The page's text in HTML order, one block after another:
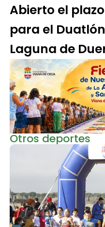
Abierto el
para el
Laguna de
Otros deportes